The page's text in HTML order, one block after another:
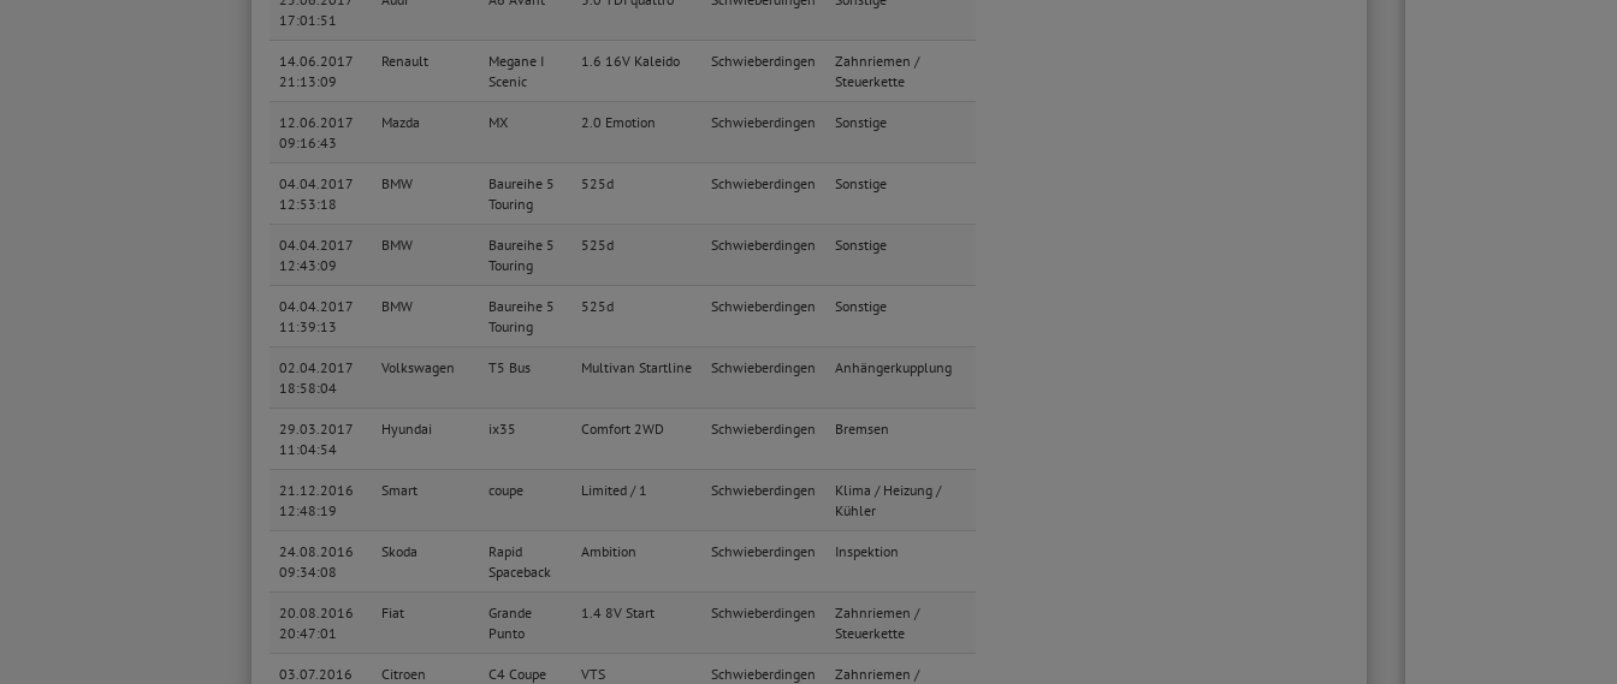
17:01:51
14.06.2017
21:13:09
Renault
Megane I
Scenic
1.6 16V Kaleido Schwieberdingen
Zahnriemen /
Steuerkette
12.06.2017
09:16:43
Mazda MX 2.0 Emotion Schwieberdingen Sonstige
04.04.2017
12:53:18
BMW
Baureihe 5
Touring
525d Schwieberdingen Sonstige
04.04.2017
12:43:09
BMW
Baureihe 5
Touring
525d Schwieberdingen Sonstige
04.04.2017
11:39:13
BMW
Baureihe 5
Touring
525d Schwieberdingen Sonstige
02.04.2017
18:58:04
Volkswagen T5 Bus Multivan Startline Schwieberdingen Anhängerkupplung
29.03.2017
11:04:54
Hyundai ix35 Comfort 2WD Schwieberdingen Bremsen
21.12.2016
12:48:19
Smart coupe Limited / 1 Schwieberdingen
Klima / Heizung /
Kühler
24.08.2016
09:34:08
Skoda
Rapid
Spaceback
Ambition Schwieberdingen Inspektion
20.08.2016
20:47:01
Fiat
Grande
Punto
1.4 8V Start Schwieberdingen
Zahnriemen /
Steuerkette
03.07.2016
Citroen C4 Coupe VTS Schwieberdingen
Zahnriemen /